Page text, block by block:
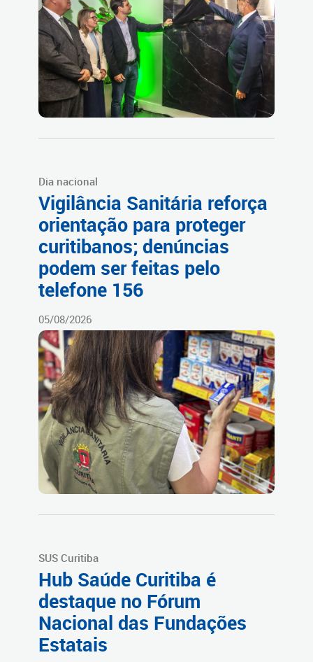
Dia nacional
Vigilância Sanitária reforça
orientação para proteger
curitibanos; denúncias
podem ser feitas pelo
telefone 156
05/08/2026
SUS Curitiba
Hub Saúde Curitiba é
destaque no Fórum
Nacional das Fundações
Estatais